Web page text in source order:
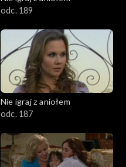
odc. 189
Nie igraj z aniołem
odc. 187